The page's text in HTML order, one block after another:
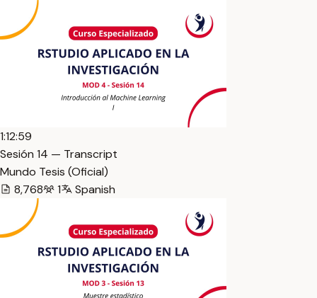
1:12:59
Sesión 14 — Transcript
Mundo Tesis (Oficial)
8,768
1 Spanish